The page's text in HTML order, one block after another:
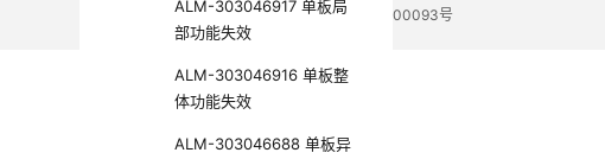
ALM-303046917 单板局
部功能失效
ALM-303046916 单板整
体功能失效
ALM-303046688 单板异
电子营业执照 贵公网安备 52990002000093号